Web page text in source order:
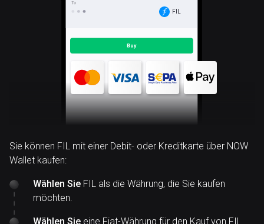
FIL
Sie können FIL mit einer Debit- oder Kreditkarte über NOW
Wallet kaufen:
Wählen Sie FIL als die Währung, die Sie kaufen
möchten.
Wählen Sie eine Fiat-Währung für den Kauf von FIL.